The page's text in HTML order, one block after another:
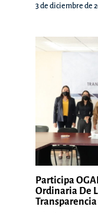
3 de diciembre de
Participa
Ordinaria De